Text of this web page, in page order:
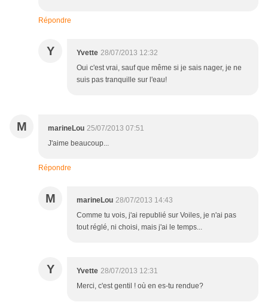
Répondre
Y Yvette 28/07/2013 12:32
Oui c'est vrai, sauf que même si je sais nager, je ne
suis pas tranquille sur l'eau!
M marineLou 25/07/2013 07:51
J'aime beaucoup...
Répondre
M marineLou 28/07/2013 14:43
Comme tu vois, j'ai republié sur Voiles, je n'ai pas
tout réglé, ni choisi, mais j'ai le temps...
Y Yvette 28/07/2013 12:31
Merci, c'est gentil ! où en es-tu rendue?